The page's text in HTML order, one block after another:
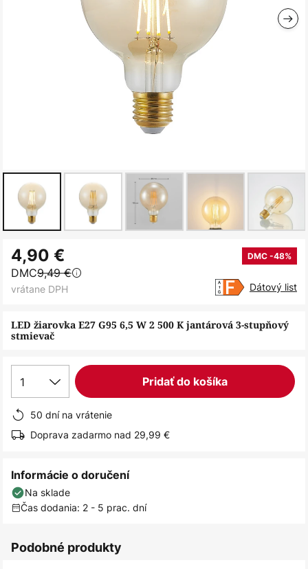
na
začiatok
galérie
LED žiarovka E27 G95 6,5 W 2 500 K jantárová 3-stupňový
stmievač
4,90 € DMC -48%
DMC9,49 €
vrátane DPH Dátový list
1 Pridať do košíka
50 dní na vrátenie
Doprava zadarmo nad 29,99 €
Informácie o doručení
Na sklade
Čas dodania: 2 - 5 prac. dní
Podobné produkty